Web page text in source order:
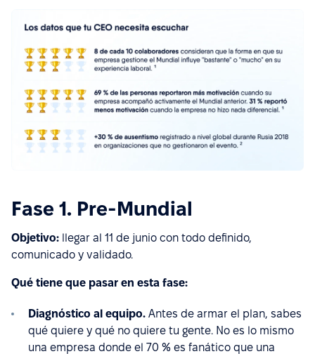
Fase 1. Pre-Mundial
Objetivo: llegar al 11 de junio con todo definido,
comunicado y validado.
Qué tiene que pasar en esta fase:
Diagnóstico al equipo. Antes de armar el plan, sabes
qué quiere y qué no quiere tu gente. No es lo mismo
una empresa donde el 70 % es fanático que una